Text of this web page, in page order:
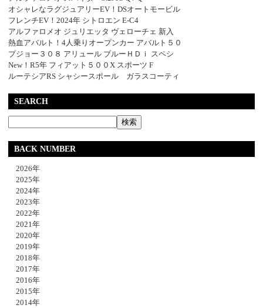
オシャレなラグジュアリーEV！DSオートモービル
フレンチEV！2024年 シトロエン E-C4
アルファロメオ ジュリエッタ ヴェローチェ 新入
熱血アバルト！4人乗りオープンカー アバルト５０
プジョー３０８ アリュール ブルーＨＤｉ スペシ
New！R5年 フィアット５００X スポーツ F
ルーテシアRS シャシースポール ガラスコーティ
SEARCH
BACK NUMBER
2026年
2025年
2024年
2023年
2022年
2021年
2020年
2019年
2018年
2017年
2016年
2015年
2014年